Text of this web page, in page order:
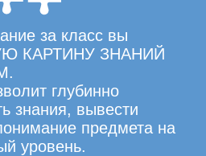
за класс вы
КАРТИНУ ЗНАНИЙ
глубинно
знания, вывести
предмета на
уровень.